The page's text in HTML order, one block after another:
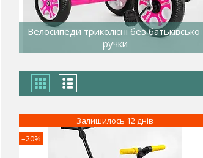
Велосипеди триколісні без батьківської
ручки
–20%
Залишилось 12 днів